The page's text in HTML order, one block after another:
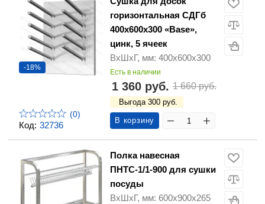
Код: 32736
-18%
(0)
горизонтальная СДГб
400х600х300 «Base»,
цинк, 5 ячеек
ВхШхГ, мм: 400х600х300
Есть в наличии
1 360 руб. 1 660 руб.
Выгода 300 руб.
В корзину
Полка навесная
ПНТС-1/1-900 для сушки
посуды
ВхШхГ, мм: 600х900х265